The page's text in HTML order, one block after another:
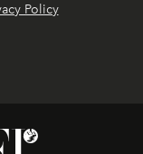
Policy